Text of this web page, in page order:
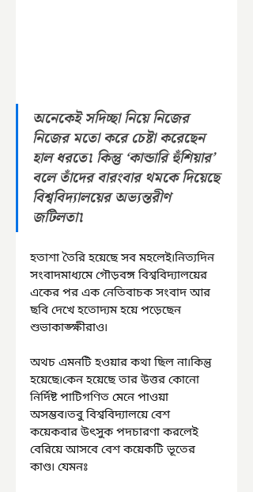
অনেকেই সদিচ্ছা নিয়ে নিজের
নিজের মতো করে চেষ্টা করেছেন
হাল ধরতে৷ কিন্তু ‘কান্ডারি হুঁশিয়ার’
বলে তাঁদের বারংবার থমকে দিয়েছে
বিশ্ববিদ্যালয়ের অভ্যন্তরীণ
জটিলতা৷
হতাশা তৈরি হয়েছে সব মহলেই৷নিত্যদিন
সংবাদমাধ্যমে গৌড়বঙ্গ বিশ্ববিদ্যালয়ের
একের পর এক নেতিবাচক সংবাদ আর
ছবি দেখে হতোদ্যম হয়ে পড়েছেন
শুভাকাঙ্ক্ষীরাও৷
অথচ এমনটি হওয়ার কথা ছিল না৷কিন্তু
হয়েছে৷কেন হয়েছে তার উত্তর কোনো
নির্দিষ্ট পাটিগণিত মেনে পাওয়া
অসম্ভব৷তবু বিশ্ববিদ্যালয়ে বেশ
কয়েকবার উৎসুক পদচারণা করলেই
বেরিয়ে আসবে বেশ কয়েকটি ভূতের
কাণ্ড৷ যেমনঃ